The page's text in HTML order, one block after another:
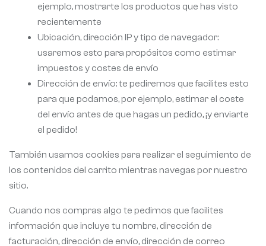
ejemplo, mostrarte los productos que has visto
recientemente
Ubicación, dirección IP y tipo de navegador:
usaremos esto para propósitos como estimar
impuestos y costes de envío
Dirección de envío: te pediremos que facilites esto
para que podamos, por ejemplo, estimar el coste
del envío antes de que hagas un pedido, ¡y enviarte
el pedido!
También usamos cookies para realizar el seguimiento de
los contenidos del carrito mientras navegas por nuestro
sitio.
Cuando nos compras algo te pedimos que facilites
información que incluye tu nombre, dirección de
facturación, dirección de envío, dirección de correo